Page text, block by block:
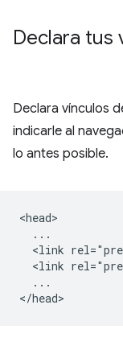
Declara tus
Declara vínculos
indicarle al
lo antes posible.
<head>
  ...
<link
<link
  ...